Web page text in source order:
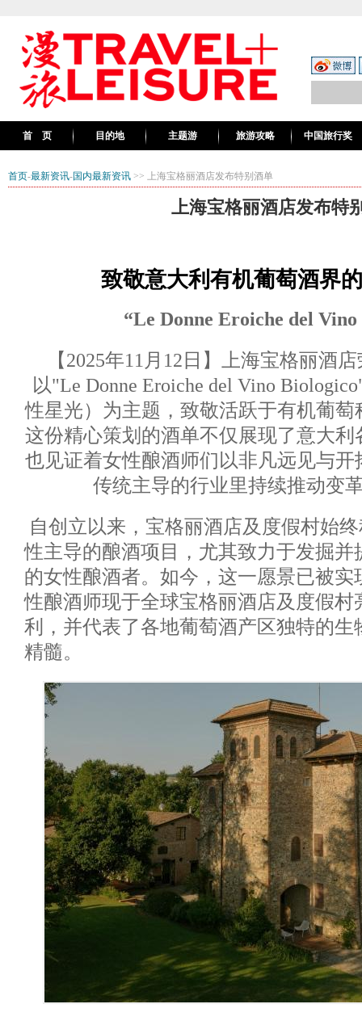
首 页 目的地 主题游 旅游攻略 中国旅行奖
首页-最新资讯-国内最新资讯 >> 上海宝格丽酒店发布特别酒单
上海宝格丽酒店发布特
致敬意大利有机葡萄酒界
“Le Donne Eroiche del
【2025年11月12日】上海宝格丽酒
以"Le Donne Eroiche del Vino
性星光）为主题，致敬活跃于有机葡
这份精心策划的酒单不仅展现了意大
也见证着女性酿酒师们以非凡远见与
传统主导的行业里持续推动变
自创立以来，宝格丽酒店及度假村始
性主导的酿酒项目，尤其致力于发掘
的女性酿酒者。如今，这一愿景已被
性酿酒师现于全球宝格丽酒店及度假
利，并代表了各地葡萄酒产区独特的
精髓。